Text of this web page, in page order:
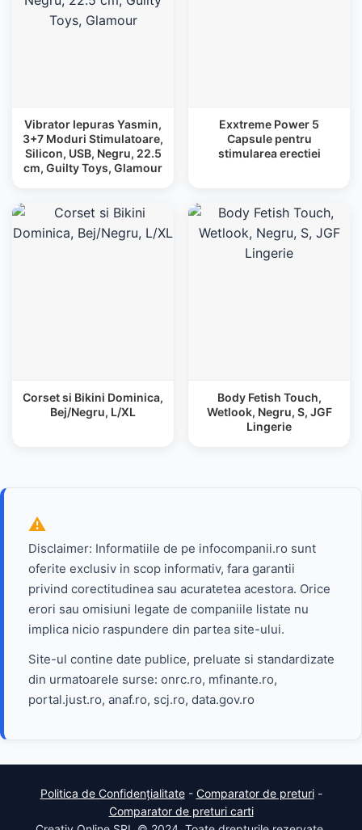
Vibrator Iepuras Yasmin,
3+7 Moduri Stimulatoare,
Silicon, USB, Negru, 22.5
cm, Guilty Toys, Glamour
Exxtreme Power 5
Capsule pentru
stimularea erectiei
Corset si Bikini Dominica,
Bej/Negru, L/XL
Body Fetish Touch,
Wetlook, Negru, S, JGF
Lingerie
Disclaimer: Informatiile de pe infocompanii.ro sunt
oferite exclusiv in scop informativ, fara garantii
privind corectitudinea sau acuratetea acestora. Orice
erori sau omisiuni legate de companiile listate nu
implica nicio raspundere din partea site-ului.
Site-ul contine date publice, preluate si standardizate
din urmatoarele surse: onrc.ro, mfinante.ro,
portal.just.ro, anaf.ro, scj.ro, data.gov.ro
Politica de Confidențialitate- Comparator de preturi-
Comparator de preturi carti